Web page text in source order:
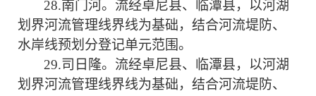
28.南门河。 流经卓尼县、临潭县，以河湖
划界河流管理线界线为基础，结合河流堤防、
水岸线预划分登记单元范围。
29.司日隆。 流经卓尼县、临潭县，以河湖
划界河流管理线界线为基础，结合河流堤防、